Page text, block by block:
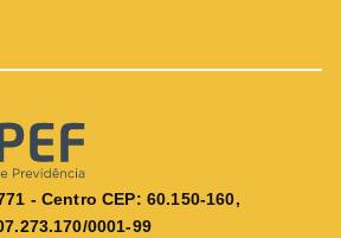
- Centro CEP: 60.150-160,
0001-99